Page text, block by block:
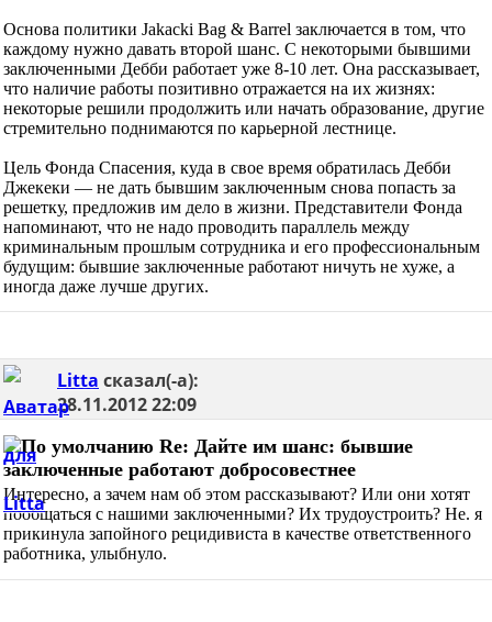
Основа политики Jakacki Bag & Barrel заключается в том, что
каждому нужно давать второй шанс. С некоторыми бывшими
заключенными Дебби работает уже 8-10 лет. Она рассказывает,
что наличие работы позитивно отражается на их жизнях:
некоторые решили продолжить или начать образование, другие
стремительно поднимаются по карьерной лестнице.
Цель Фонда Спасения, куда в свое время обратилась Дебби
Джекеки — не дать бывшим заключенным снова попасть за
решетку, предложив им дело в жизни. Представители Фонда
напоминают, что не надо проводить параллель между
криминальным прошлым сотрудника и его профессиональным
будущим: бывшие заключенные работают ничуть не хуже, а
иногда даже лучше других.
Litta сказал(-а):
28.11.201222:09
Re: Дайте им шанс: бывшие
заключенные работают добросовестнее
Интересно, а зачем нам об этом рассказывают? Или они хотят
пообщаться с нашими заключенными? Их трудоустроить? Не. я
прикинула запойного рецидивиста в качестве ответственного
работника, улыбнуло.